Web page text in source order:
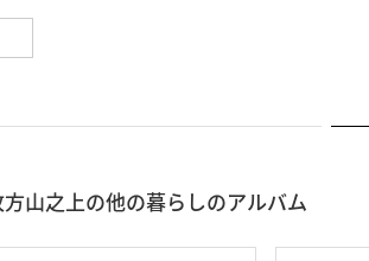
山之上の他の暮らしのアルバム